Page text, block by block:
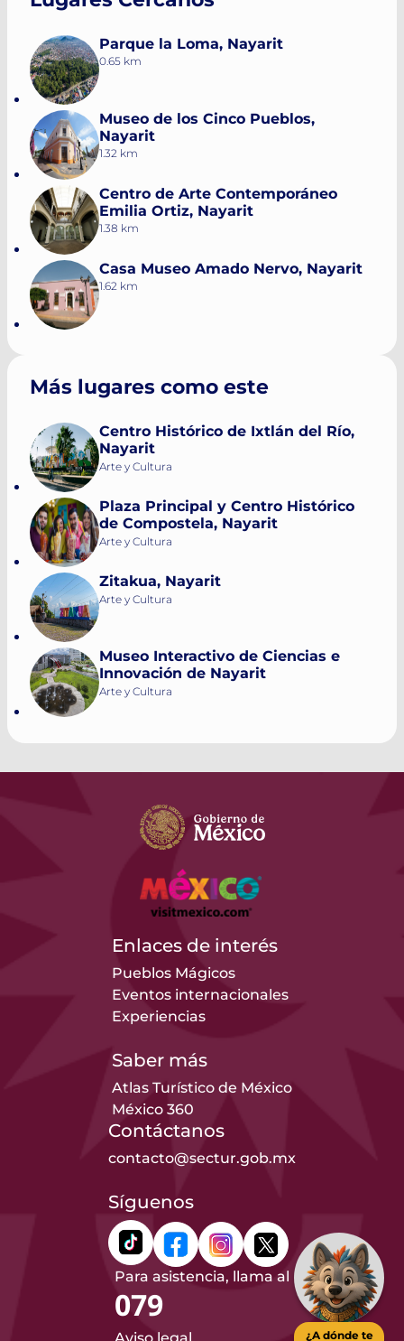
Parque la Loma, Nayarit
0.65 km
Museo de los Cinco Pueblos,
Nayarit
1.32 km
Centro de Arte Contemporáneo
Emilia Ortiz, Nayarit
1.38 km
Casa Museo Amado Nervo, Nayarit
1.62 km
Más lugares como este
Centro Histórico de Ixtlán del Río,
Nayarit
Arte y Cultura
Plaza Principal y Centro Histórico
de Compostela, Nayarit
Arte y Cultura
Zitakua, Nayarit
Arte y Cultura
Museo Interactivo de Ciencias e
Innovación de Nayarit
Arte y Cultura
Enlaces de interés
Pueblos Mágicos
Eventos internacionales
Experiencias
Saber más
Atlas Turístico de México
México 360
Contáctanos
contacto@sectur.gob.mx
Síguenos
Para asistencia, llama al
079
¿A dónde te